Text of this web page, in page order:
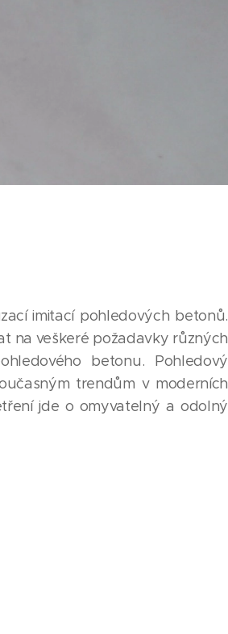
imitací pohledových betonů.
na veškeré požadavky různých
betonu. Pohledový
trendům v moderních
jde o omyvatelný a odolný